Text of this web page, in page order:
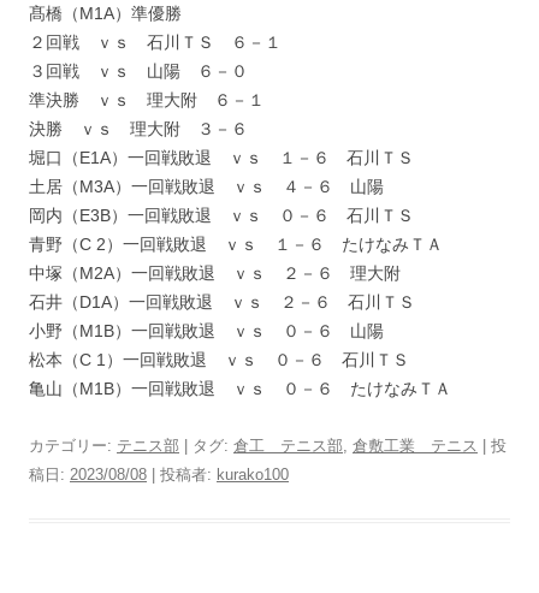
髙橋（M1A）準優勝
２回戦 ｖｓ 石川ＴＳ ６－１
３回戦 ｖｓ 山陽 ６－０
準決勝 ｖｓ 理大附 ６－１
決勝 ｖｓ 理大附 ３－６
堀口（E1A）一回戦敗退 ｖｓ １－６ 石川ＴＳ
土居（M3A）一回戦敗退 ｖｓ ４－６ 山陽
岡内（E3B）一回戦敗退 ｖｓ ０－６ 石川ＴＳ
青野（C 2）一回戦敗退 ｖｓ １－６ たけなみＴＡ
中塚（M2A）一回戦敗退 ｖｓ ２－６ 理大附
石井（D1A）一回戦敗退 ｖｓ ２－６ 石川ＴＳ
小野（M1B）一回戦敗退 ｖｓ ０－６ 山陽
松本（C 1）一回戦敗退 ｖｓ ０－６ 石川ＴＳ
亀山（M1B）一回戦敗退 ｖｓ ０－６ たけなみＴＡ
カテゴリー: テニス部 | タグ: 倉工 テニス部 倉敷工業 テニス
| 投
稿日: 2023/08/08 投稿者: kurako100